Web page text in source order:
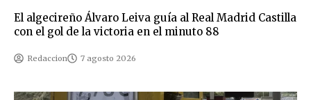
El algecireño Álvaro Leiva guía al Real Madrid Castilla
con el gol de la victoria en el minuto 88
Redaccion 7 agosto 2026